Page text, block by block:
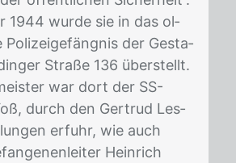
1944 wur­de sie in das ol­
Po­li­zei­ge­fäng­nis der Ge­sta­
Stra­ße 136 über­stellt.
war dort der SS-
durch den Ger­trud Les­
er­fuhr, wie auch
Hein­rich